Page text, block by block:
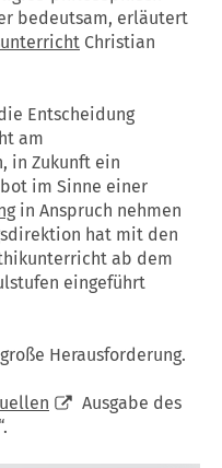
bedeutsam, erläutert
Christian
Entscheidung
am
in Zukunft ein
im Sinne einer
in Anspruch nehmen
hat mit den
ab dem
eingeführt
Herausforderung.
Ausgabe des